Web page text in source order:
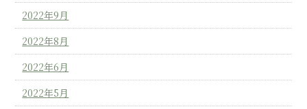
2022年9月
2022年8月
2022年6月
2022年5月